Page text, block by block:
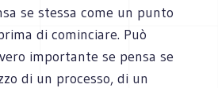
se stessa come un punto
di cominciare. Può
importante se pensa se
di un processo, di un